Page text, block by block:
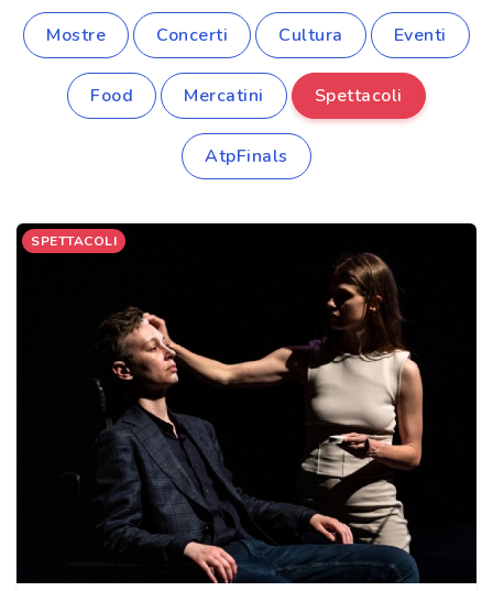
Mostre Concerti Cultura Eventi
Food Mercatini Spettacoli
AtpFinals
SPETTACOLI